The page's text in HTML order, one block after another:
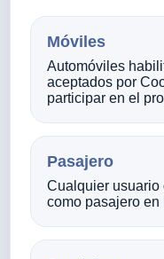
Móviles
Automóviles
aceptados por
participar en el
Pasajero
Cualquier usuario
como pasajero en